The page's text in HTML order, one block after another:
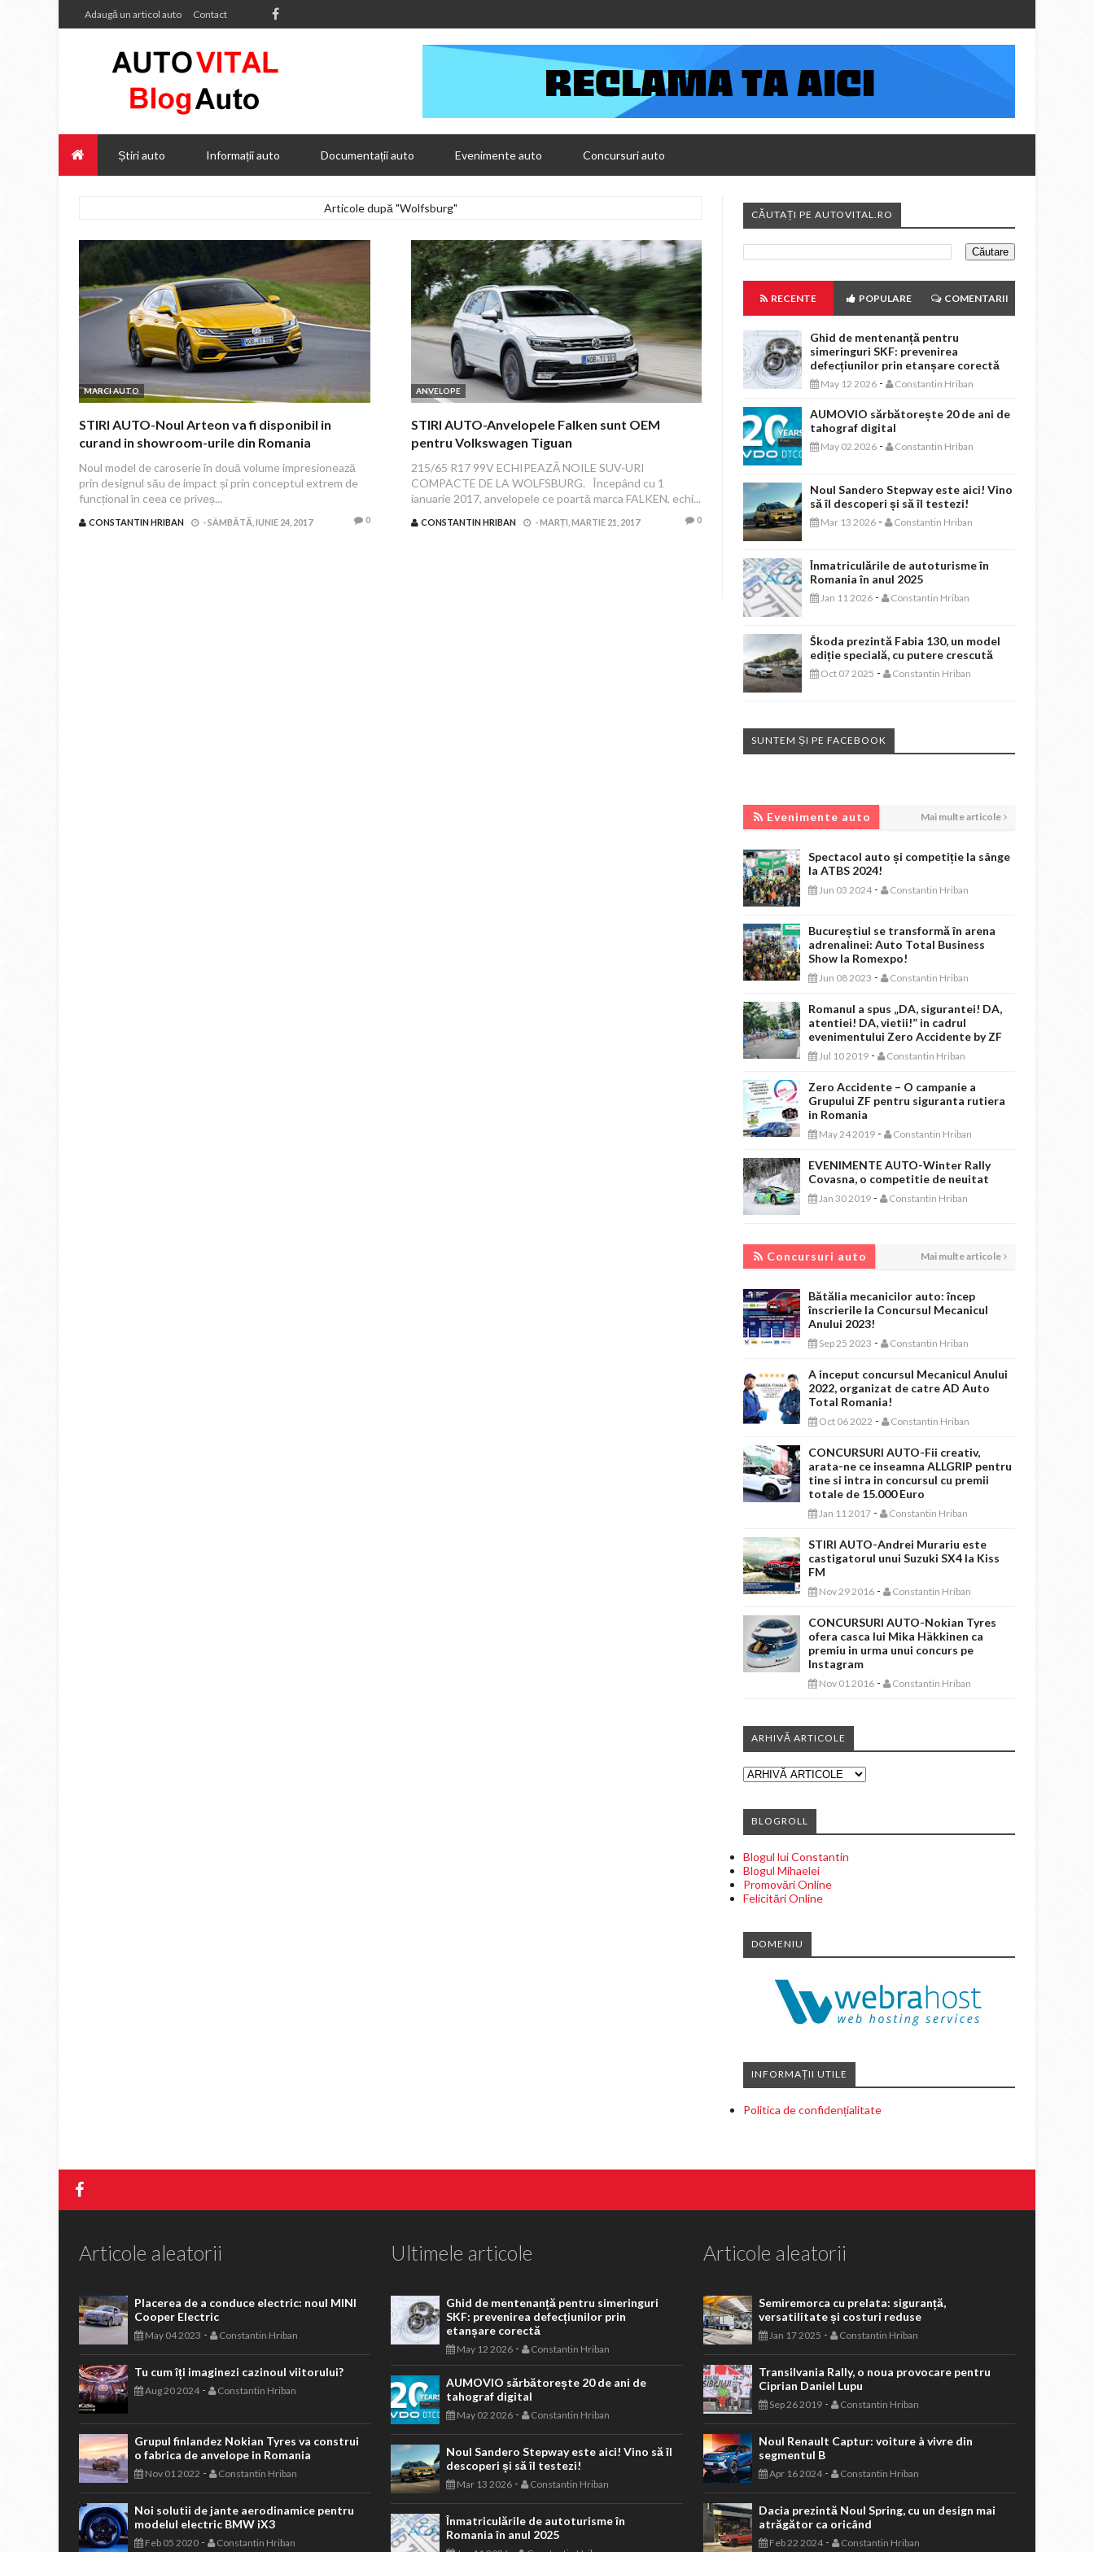
Adaugă un articol auto Contact
Știri auto Informații auto Documentații auto Evenimente auto Concursuri auto
Articole după "Wolfsburg"
MARCI AUTO
STIRI AUTO-Noul Arteon va fi disponibil in
curand in showroom-urile din Romania
Noul model de caroserie în două volume impresionează
prin designul său de impact și prin conceptul extrem de
funcțional în ceea ce priveș...
CONSTANTIN HRIBAN -SÂMBĂTĂ, IUNIE 24, 2017 0
ANVELOPE
STIRI AUTO-Anvelopele Falken sunt OEM
pentru Volkswagen Tiguan
215/65 R17 99V ECHIPEAZĂ NOILE SUV-URI
COMPACTE DE LA WOLFSBURG. Începând cu 1
ianuarie 2017, anvelopele ce poartă marca FALKEN, echi...
CONSTANTIN HRIBAN -MARȚI, MARTIE 21, 2017 0
CĂUTAȚI PE AUTOVITAL.RO
RECENTE POPULARE COMENTARII
Ghid de mentenanță pentru
simeringuri SKF: prevenirea
defecțiunilor prin etanșare corectă
May 12 2026 - Constantin Hriban
AUMOVIO sărbătorește 20 de ani de
tahograf digital
May 02 2026 - Constantin Hriban
Noul Sandero Stepway este aici! Vino
să îl descoperi și să îl testezi!
Mar 13 2026 - Constantin Hriban
Înmatriculările de autoturisme în
Romania în anul 2025
Jan 11 2026 - Constantin Hriban
Škoda prezintă Fabia 130, un model
ediție specială, cu putere crescută
Oct 07 2025 - Constantin Hriban
SUNTEM ȘI PE FACEBOOK
Evenimente auto Mai multe articole
Spectacol auto și competiție la sânge
la ATBS 2024!
Jun 03 2024 - Constantin Hriban
Bucureștiul se transformă în arena
adrenalinei: Auto Total Business
Show la Romexpo!
Jun 08 2023 - Constantin Hriban
Romanul a spus „DA, sigurantei! DA,
atentiei! DA, vietii!” in cadrul
evenimentului Zero Accidente by ZF
Jul 10 2019 - Constantin Hriban
Zero Accidente – O campanie a
Grupului ZF pentru siguranta rutiera
in Romania
May 24 2019 - Constantin Hriban
EVENIMENTE AUTO-Winter Rally
Covasna, o competitie de neuitat
Jan 30 2019 - Constantin Hriban
Concursuri auto Mai multe articole
Bătălia mecanicilor auto: încep
înscrierile la Concursul Mecanicul
Anului 2023!
Sep 25 2023 - Constantin Hriban
A inceput concursul Mecanicul Anului
2022, organizat de catre AD Auto
Total Romania!
Oct 06 2022 - Constantin Hriban
CONCURSURI AUTO-Fii creativ,
arata-ne ce inseamna ALLGRIP pentru
tine si intra in concursul cu premii
totale de 15.000 Euro
Jan 11 2017 - Constantin Hriban
STIRI AUTO-Andrei Murariu este
castigatorul unui Suzuki SX4 la Kiss
FM
Nov 29 2016 - Constantin Hriban
CONCURSURI AUTO-Nokian Tyres
ofera casca lui Mika Häkkinen ca
premiu in urma unui concurs pe
Instagram
Nov 01 2016 - Constantin Hriban
ARHIVĂ ARTICOLE
BLOGROLL
Blogul lui Constantin
Blogul Mihaelei
Promovări Online
Felicitări Online
DOMENIU
INFORMAȚII UTILE
Politica de confidențialitate
Articole aleatorii
Placerea de a conduce electric: noul MINI
Cooper Electric
May 04 2023 - Constantin Hriban
Tu cum îți imaginezi cazinoul viitorului?
Aug 20 2024- Constantin Hriban
Grupul finlandez Nokian Tyres va construi
o fabrica de anvelope in Romania
Nov 01 2022 - Constantin Hriban
Noi solutii de jante aerodinamice pentru
modelul electric BMW iX3
Feb 05 2020 - Constantin Hriban
Ultimele articole
Ghid de mentenanță pentru simeringuri
SKF: prevenirea defecțiunilor prin
etanșare corectă
May 12 2026 - Constantin Hriban
AUMOVIO sărbătorește 20 de ani de
tahograf digital
May 02 2026 - Constantin Hriban
Noul Sandero Stepway este aici! Vino să îl
descoperi și să îl testezi!
Mar 13 2026 - Constantin Hriban
Înmatriculările de autoturisme în
Romania în anul 2025
Articole aleatorii
Semiremorca cu prelata: siguranță,
versatilitate și costuri reduse
Jan 17 2025 - Constantin Hriban
Transilvania Rally, o noua provocare pentru
Ciprian Daniel Lupu
Sep 26 2019- Constantin Hriban
Noul Renault Captur: voiture à vivre din
segmentul B
Apr 16 2024- Constantin Hriban
Dacia prezintă Noul Spring, cu un design mai
atrăgător ca oricând
Feb 22 2024- Constantin Hriban